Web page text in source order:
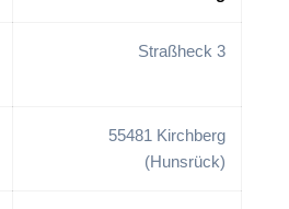
Straßheck 3
55481 Kirchberg
(Hunsrück)